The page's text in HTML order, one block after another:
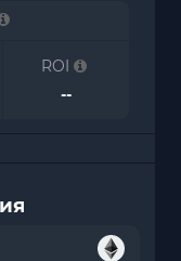
ROI
--